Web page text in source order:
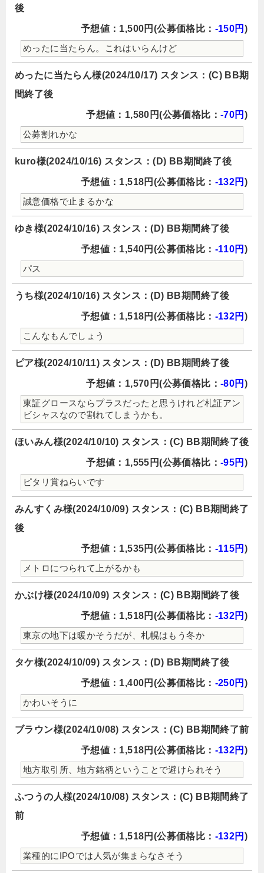
後
予想値：1,500円(公募価格比： -150円 )
めったに当たらん。これはいらんけど
めったに当たらん様(2024/10/17) スタンス：(C) BB期
間終了後
予想値：1,580円(公募価格比： -70円 )
公募割れかな
kuro様(2024/10/16) スタンス：(D) BB期間終了後
予想値：1,518円(公募価格比： -132円 )
誠意価格で止まるかな
ゆき様(2024/10/16) スタンス：(D) BB期間終了後
予想値：1,540円(公募価格比： -110円 )
パス
うち様(2024/10/16) スタンス：(D) BB期間終了後
予想値：1,518円(公募価格比： -132円 )
こんなもんでしょう
ピア様(2024/10/11) スタンス：(D) BB期間終了後
予想値：1,570円(公募価格比： -80円 )
東証グロースならプラスだったと思うけれど札証アン
ビシャスなので割れてしまうかも。
ほいみん様(2024/10/10) スタンス：(C) BB期間終了後
予想値：1,555円(公募価格比： -95円 )
ピタリ賞ねらいです
みんすくみ様(2024/10/09) スタンス：(C) BB期間終了
後
予想値：1,535円(公募価格比： -115円 )
メトロにつられて上がるかも
かぶけ様(2024/10/09) スタンス：(C) BB期間終了後
予想値：1,518円(公募価格比： -132円 )
東京の地下は暖かそうだが、札幌はもう冬か
タケ様(2024/10/09) スタンス：(D) BB期間終了後
予想値：1,400円(公募価格比： -250円 )
かわいそうに
ブラウン様(2024/10/08) スタンス：(C) BB期間終了前
予想値：1,518円(公募価格比： -132円 )
地方取引所、地方銘柄ということで避けられそう
ふつうの人様(2024/10/08) スタンス：(C) BB期間終了
前
予想値：1,518円(公募価格比： -132円 )
業種的にIPOでは人気が集まらなさそう